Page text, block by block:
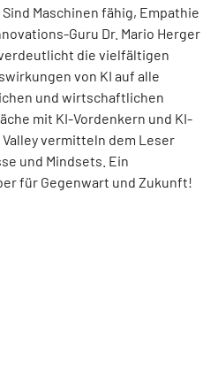
Maschinen fähig, Empathie
Guru Dr. Mario Herger
die viel­fältigen
von KI auf alle
und wirtschaftlichen
mit KI-Vordenkern und KI-
vermitteln dem Leser
und Mindsets. Ein
für Gegenwart und Zukunft!